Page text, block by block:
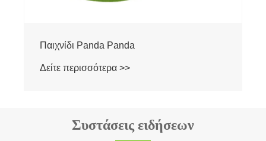
Παιχνίδι Panda Panda
Δείτε περισσότερα >>
Συστάσεις ειδήσεων